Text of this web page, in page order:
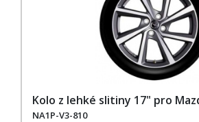
Kolo z lehké slitiny 17" pro
NA1P-V3-810